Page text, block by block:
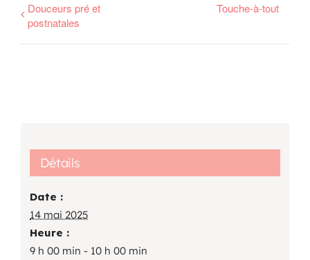
Douceurs pré et
postnatales
Touche-à-tout
Détails
Date :
14 mai 2025
Heure :
9 h 00 min - 10 h 00 min